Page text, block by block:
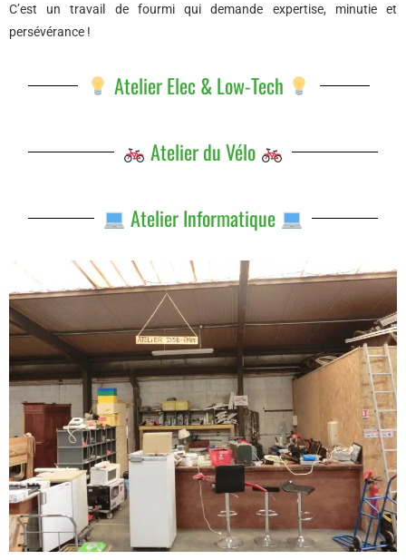
C’est un travail de fourmi qui demande expertise, minutie et
persévérance !
Atelier Elec & Low-Tech
Atelier du Vélo
Atelier Informatique